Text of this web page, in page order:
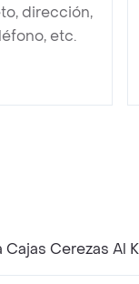
dirección,
etc.
Cerezas Al